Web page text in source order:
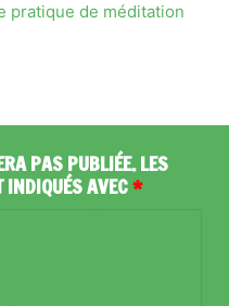
pratique de méditation
PAS PUBLIÉE.LES
AVEC*